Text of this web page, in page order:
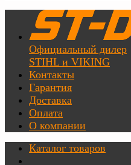
Официальный дилер
STIHL и VIKING
Контакты
Гарантия
Доставка
Оплата
О компании
Каталог товаров